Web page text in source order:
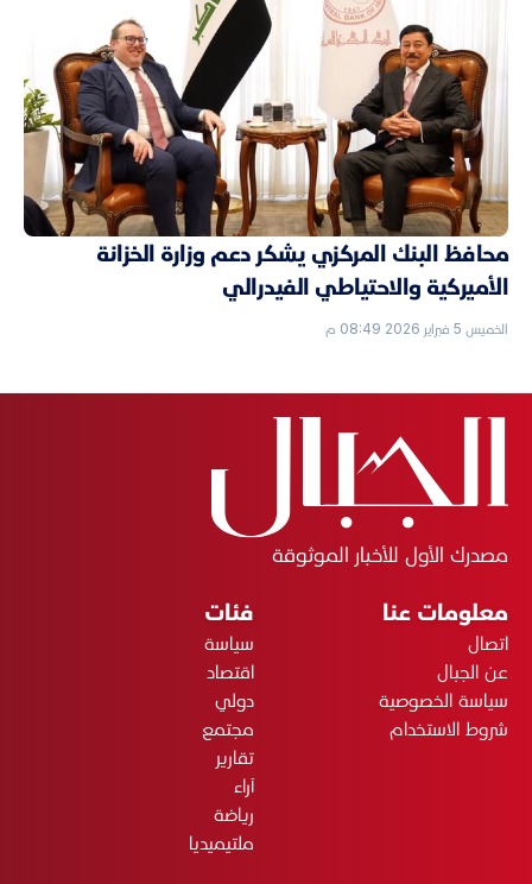
محافظ البنك المركزي يشكر دعم وزارة الخزانة
الأميركية والاحتياطي الفيدرالي
الخميس 5 فبراير 2026 08:49 م
مصدرك الأول للأخبار الموثوقة
معلومات عنا
اتصال
عن الجبال
سياسة الخصوصية
شروط الاستخدام
فئات
سياسة
اقتصاد
دولي
مجتمع
تقارير
آراء
رياضة
ملتيميديا